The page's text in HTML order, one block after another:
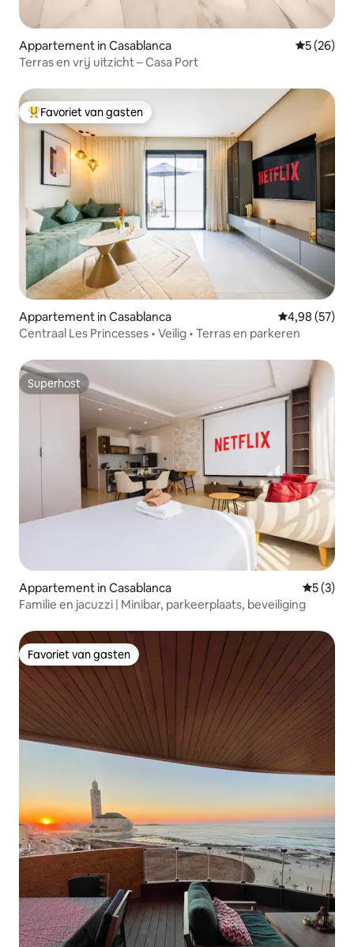
Appartement in Casablanca
5 (26)
Terras en vrij uitzicht – Casa Port
Topfavoriet van gasten
Favoriet van gasten
Appartement in Casablanca Gemiddelde
4,98 (57)
Centraal Les Princesses • Veilig • Terras en parkeren
Superhost
Superhost
Appartement in Casablanca
5 (3)
Familie en jacuzzi | Minibar, parkeerplaats, beveiliging
Favoriet van gasten
Favoriet van gasten